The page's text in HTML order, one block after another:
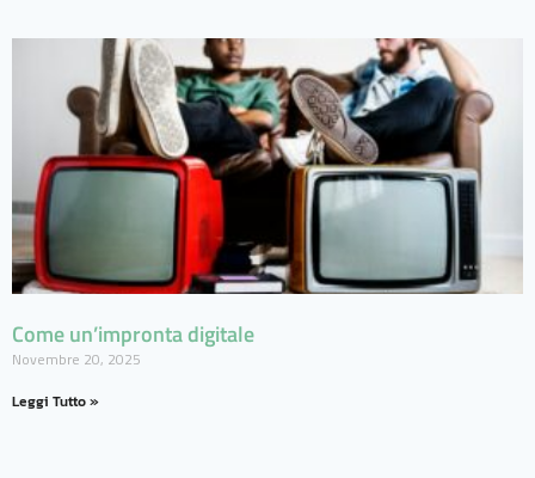
Come un’impronta digitale
Novembre 20, 2025
Leggi Tutto »